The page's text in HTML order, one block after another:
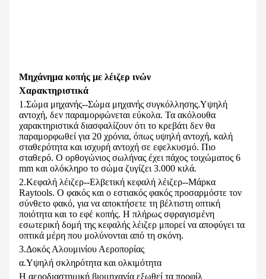
Μηχάνημα κοπής με λέιζερ ινών
Χαρακτηριστικά
1.Σώμα μηχανής--Σώμα μηχανής συγκόλλησης.Υψηλή
αντοχή, δεν παραμορφώνεται εύκολα. Τα ακόλουθα
χαρακτηριστικά διασφαλίζουν ότι το κρεβάτι δεν θα
παραμορφωθεί για 20 χρόνια, όπως υψηλή αντοχή, καλή
σταθερότητα και ισχυρή αντοχή σε εφελκυσμό. Πιο
σταθερό. Ο ορθογώνιος σωλήνας έχει πάχος τοιχώματος 6
mm και ολόκληρο το σώμα ζυγίζει 3.000 κιλά.
2.Κεφαλή λέιζερ--Ελβετική κεφαλή λέιζερ--Μάρκα
Raytools. Ο φακός και ο εστιακός φακός προσαρμόστε τον
σύνθετο φακό, για να αποκτήσετε τη βέλτιστη οπτική
ποιότητα και το εφέ κοπής. Η πλήρως σφραγισμένη
εσωτερική δομή της κεφαλής λέιζερ μπορεί να αποφύγει τα
οπτικά μέρη που μολύνονται από τη σκόνη.
3.Δοκός Αλουμινίου Αεροπορίας
α.Υψηλή σκληρότητα και ολκιμότητα
Η αεροδιαστημική βιομηχανία εξωθεί τα προφίλ